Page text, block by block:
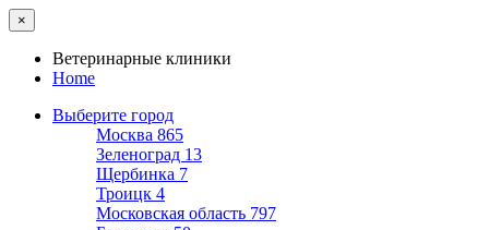
×
Ветеринарные клиники
Home
Выберите город
Москва 865
Зеленоград 13
Щербинка 7
Троицк 4
Московская область 797